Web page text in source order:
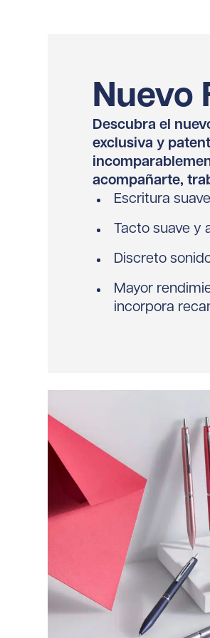
Nuevo
Descubra el
exclusiva y
acompañarte,
Escritura
Tacto suave y
Discreto
Mayor
incorpora